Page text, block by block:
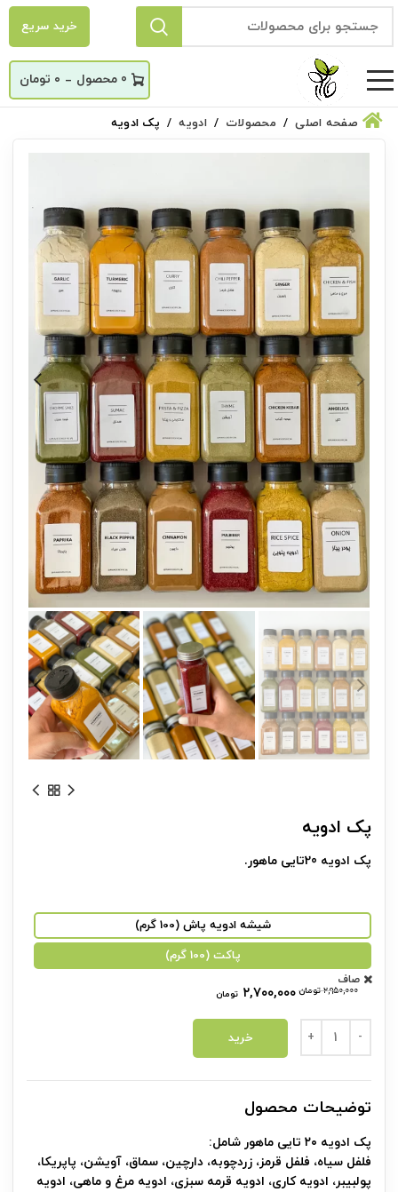
خرید سریع
0
_ ۰ تومان
صفحه اصلی محصولات ادویه پک ادویه
پک ادویه
پک ادویه 20تایی ماهور.
شیشه ادویه پاش (100 گرم)
پاکت (100 گرم)
صاف
۲,۹۵۰,۰۰۰ تومانOriginal price was: ۲,۹۵۰,۰۰۰ تومان.
۲,۷۰۰,۰۰۰ تومان
خرید
توضیحات محصول
پک ادویه ۲۰ تایی ماهور شامل:
فلفل سیاه، فلفل قرمز، زردچوبه، دارچین، سماق، آویشن، پاپریکا،
پولبیبر، ادویه کاری، ادویه قرمه سبزی، ادویه مرغ و ماهی، ادویه